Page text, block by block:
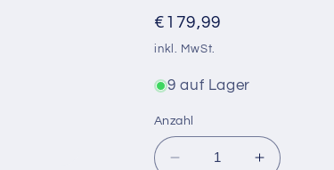
Normaler
Preis
€179,99
inkl. MwSt.
9 auf Lager
Anzahl
Verringere
Erhöhe